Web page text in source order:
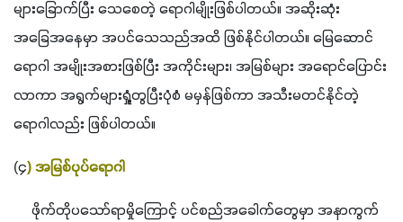
များခြောက်ပြီး သေစေတဲ့ ရောဂါမျိုးဖြစ်ပါတယ်။ အဆိုးဆုံး
အခြေအနေမှာ အပင်သေသည်အထိ ဖြစ်နိုင်ပါတယ်။ မြေဆောင်
ရောဂါ အမျိုးအစားဖြစ်ပြီး အကိုင်းများ၊ အမြစ်များ အရောင်ပြောင်း
လာကာ အရွက်များရှုံ့တွပြီးပုံစံ မမှန်ဖြစ်ကာ အသီးမတင်နိုင်တဲ့
ရောဂါလည်း ဖြစ်ပါတယ်။
(၄) အမြစ်ပုပ်ရောဂါ
ဖိုက်တိုပသော်ရာမှိုကြောင့် ပင်စည်အခေါက်တွေမှာ အနာကွက်